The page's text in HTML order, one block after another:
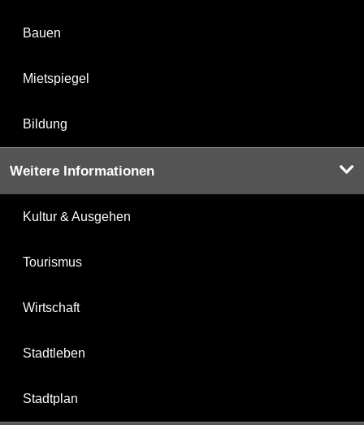
Bauen
Mietspiegel
Bildung
Weitere Informationen
Kultur & Ausgehen
Tourismus
Wirtschaft
Stadtleben
Stadtplan